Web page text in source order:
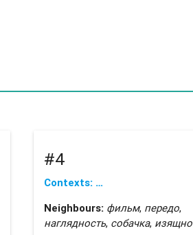
#4
Contexts: …
Neighbours: фильм, передо,
наглядность, собачка, изящно